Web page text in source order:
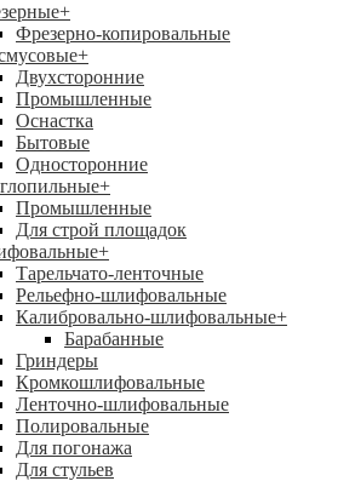
+
Фрезерно-копировальные
+
Двухсторонние
Промышленные
Оснастка
Бытовые
Односторонние
+
Промышленные
Для строй площадок
+
Тарельчато-ленточные
Рельефно-шлифовальные
Калибровально-шлифовальные+
Барабанные
Гриндеры
Кромкошлифовальные
Ленточно-шлифовальные
Полировальные
Для погонажа
Для стульев